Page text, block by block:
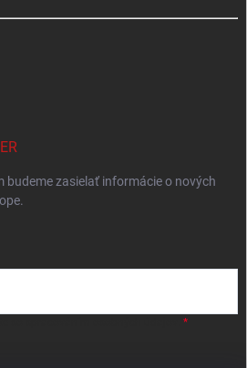
budeme zasielať informácie o nových